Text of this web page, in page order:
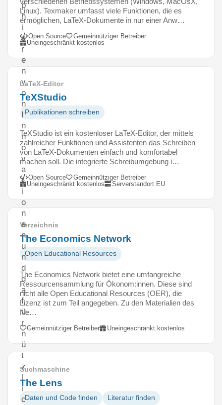
p
h
i
e
r
e
n
v
o
n
I
n
n
o
v
a
t
i
o
n
e
n
u
n
d
d
a
f
ü
r
n
ü
t
z
l
i
c
Linux). Texmaker umfasst viele Funktionen, die es
ermöglichen, LaTeX-Dokumente in nur einer Anw…
Open Source
Gemeinnütziger Betreiber
Uneingeschränkt kostenlos
LaTeX-Editor
TeXStudio
Publikationen schreiben
TeXStudio ist ein kostenloser LaTeX-Editor, der mittels
zahlreicher Funktionen und Assistenten das Schreiben
von LaTeX-Dokumenten einfach und komfortabel
machen soll. Die integrierte Schreibumgebung i…
Open Source
Gemeinnütziger Betreiber
Uneingeschränkt kostenlos
Serverstandort EU
Verzeichnis
The Economics Network
Open Educational Resources
The Economics Network bietet eine umfangreiche
Ressourcensammlung für Ökonom:innen. Diese sind
nicht alle Open Educational Resources (OER), die
Lizenz ist zum Teil angegeben. Zu den Materialien des
Ne…
Gemeinnütziger Betreiber Uneingeschränkt kostenlos
Suchmaschine
The Lens
Daten und Code finden Literatur finden